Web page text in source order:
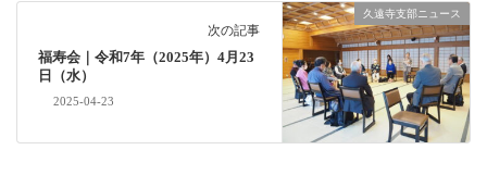
久遠寺支部ニュース
次の記事
福寿会｜令和7年（2025年）4月23
日（水）
2025-04-23